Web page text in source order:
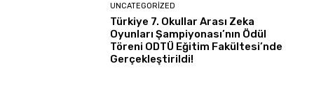
UNCATEGORIZED
Türkiye 7. Okullar Arası Zeka
Oyunları Şampiyonası’nın Ödül
Töreni ODTÜ Eğitim Fakültesi’nde
Gerçekleştirildi!